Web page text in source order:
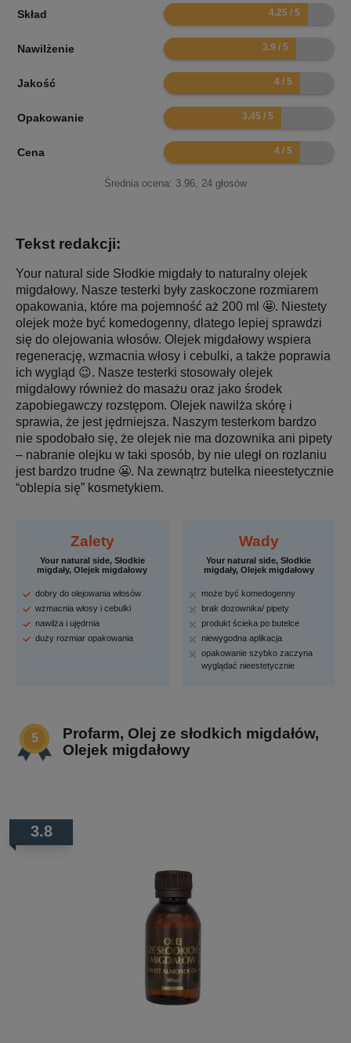
Skład 8.5
Nawilżenie 7.8
Jakość 8
Opakowanie 6.9
Cena 8
Średnia ocena: 3.96 24 głosów
Tekst redakcji:
Your natural side Słodkie migdały to naturalny olejek
migdałowy. Nasze testerki były zaskoczone rozmiarem
opakowania, które ma pojemność aż 200 ml 🤩. Niestety
olejek może być komedogenny, dlatego lepiej sprawdzi
się do olejowania włosów. Olejek migdałowy wspiera
regenerację, wzmacnia włosy i cebulki, a także poprawia
ich wygląd 😉. Nasze testerki stosowały olejek
migdałowy również do masażu oraz jako środek
zapobiegawczy rozstępom. Olejek nawilża skórę i
sprawia, że jest jędrniejsza. Naszym testerkom bardzo
nie spodobało się, że olejek nie ma dozownika ani pipety
– nabranie olejku w taki sposób, by nie uległ on rozlaniu
jest bardzo trudne 😬. Na zewnątrz butelka nieestetycznie
“oblepia się” kosmetykiem.
Zalety
Your natural side, Słodkie
migdały, Olejek migdałowy
dobry do olejowania włosów
wzmacnia włosy i cebulki
nawilża i ujędrnia
duży rozmiar opakowania
Wady
Your natural side, Słodkie
migdały, Olejek migdałowy
może być komedogenny
brak dozownika/ pipety
produkt ścieka po butelce
niewygodna aplikacja
opakowanie szybko zaczyna
wyglądać nieestetycznie
Profarm, Olej ze słodkich migdałów,
Olejek migdałowy
3.8